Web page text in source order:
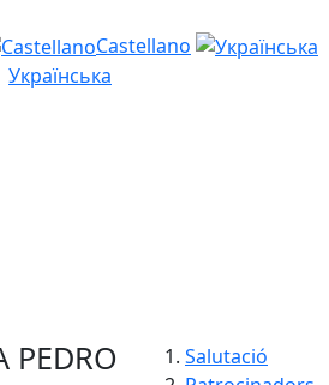
Castellano
Українська
PEDRO
Salutació